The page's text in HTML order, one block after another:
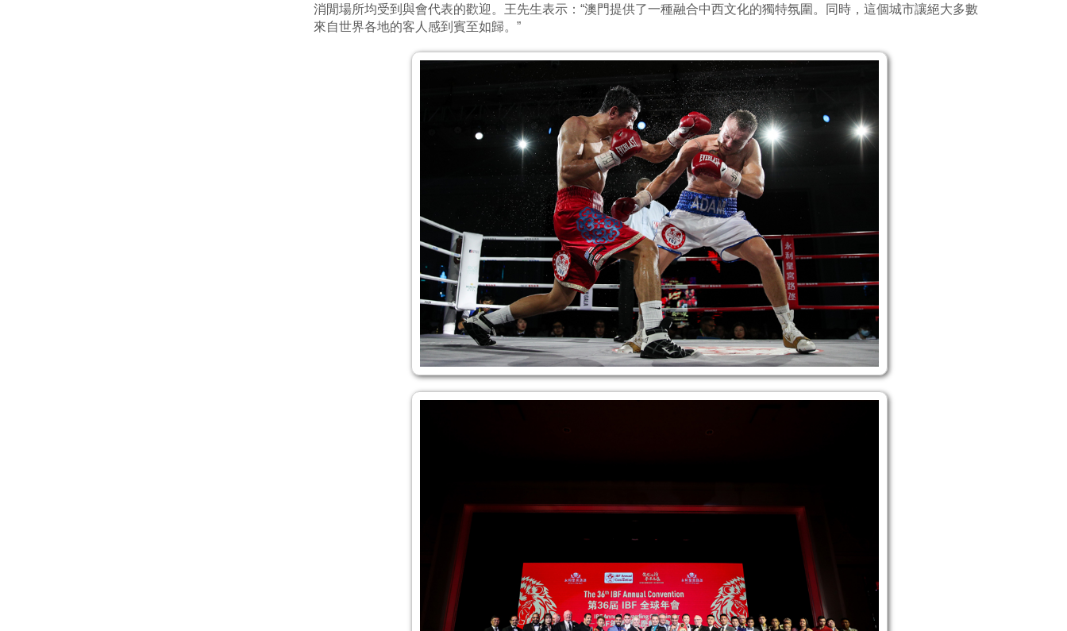
消閒場所均受到與會代表的歡迎。王先生表示：“澳門提供了一種融合中西文化的獨特氛圍。同時，這個城市讓絕大多數
來自世界各地的客人感到賓至如歸。”